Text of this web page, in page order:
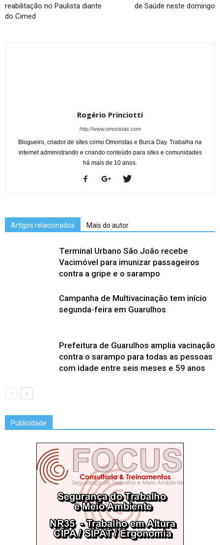
reabilitação no Paulista diante
do Cimed
de Saúde neste domingo
Rogério Princiotti
http://www.omoristas.com
Blogueiro, criador de sites como Omoristas e Burca Day. Trabalha na
internet administrando e criando conteúdo para sites e comunidades
há mais de 10 anos.
Artigos relacionados Mais do autor
Terminal Urbano São João recebe
Vacimóvel para imunizar passageiros
contra a gripe e o sarampo
Campanha de Multivacinação tem início
segunda-feira em Guarulhos
Prefeitura de Guarulhos amplia vacinação
contra o sarampo para todas as pessoas
com idade entre seis meses e 59 anos
Publicidade